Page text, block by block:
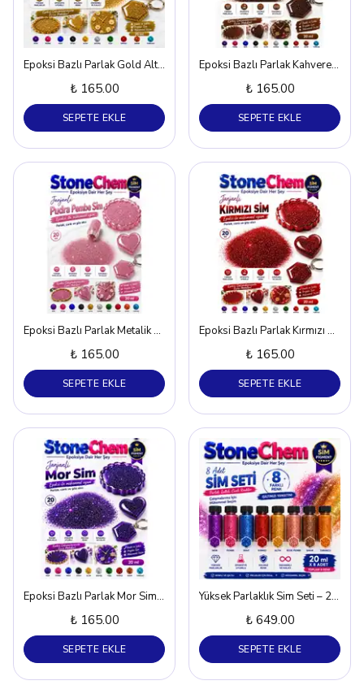
Epoksi Bazlı Parlak Gold Altın Sim – 20 ml
₺ 165.00
SEPETE EKLE
Epoksi Bazlı Parlak Kahverengi Sim – 20 ml
₺ 165.00
SEPETE EKLE
Epoksi Bazlı Parlak Metalik Pudra Pembe Sim – 20 ml
₺ 165.00
SEPETE EKLE
Epoksi Bazlı Parlak Kırmızı Sim – 20 ml
₺ 165.00
SEPETE EKLE
Epoksi Bazlı Parlak Mor Sim – 20 ml
₺ 165.00
SEPETE EKLE
Yüksek Parlaklık Sim Seti – 20 ml x 8 Adet, Canlı Renkler
₺ 649.00
SEPETE EKLE